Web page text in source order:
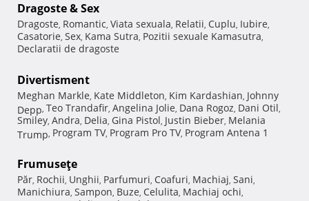
Dragoste & Sex
Dragoste, Romantic, Viata sexuala, Relatii, Cuplu, Iubire,
Casatorie, Sex, Kama Sutra, Pozitii sexuale Kamasutra,
Declaratii de dragoste
Divertisment
Meghan Markle, Kate Middleton, Kim Kardashian, Johnny
Depp, Teo Trandafir, Angelina Jolie, Dana Rogoz, Dani Otil,
Smiley, Andra, Delia, Gina Pistol, Justin Bieber, Melania
Trump, Program TV, Program Pro TV, Program Antena 1
Frumuseţe
Păr, Rochii, Unghii, Parfumuri, Coafuri, Machiaj, Sani,
Manichiura, Sampon, Buze, Celulita, Machiaj ochi,